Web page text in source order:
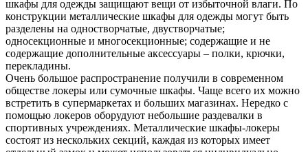
шкафы для одежды защищают вещи от избыточной влаги. По
конструкции металлические шкафы для одежды могут быть
разделены на одностворчатые, двустворчатые;
односекционные и многосекционные; содержащие и не
содержащие дополнительные аксессуары – полки, крючки,
перекладины.
Очень большое распространение получили в современном
обществе локеры или сумочные шкафы. Чаще всего их можно
встретить в супермаркетах и больших магазинах. Нередко с
помощью локеров оборудуют небольшие раздевалки в
спортивных учреждениях. Металлические шкафы-локеры
состоят из нескольких секций, каждая из которых имеет